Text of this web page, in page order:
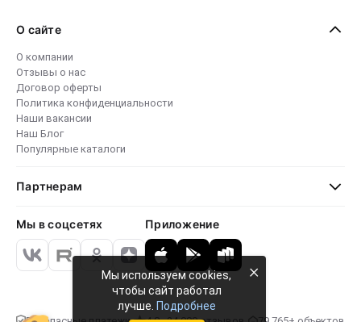
О сайте
О компании
Отзывы о нас
Договор оферты
Политика конфиденциальности
Наши вакансии
Наш Блог
Популярные каталоги
Партнерам
Мы в соцсетях Приложение
Мы используем cookies,
чтобы сайт работал
лучше. Подробнее
×